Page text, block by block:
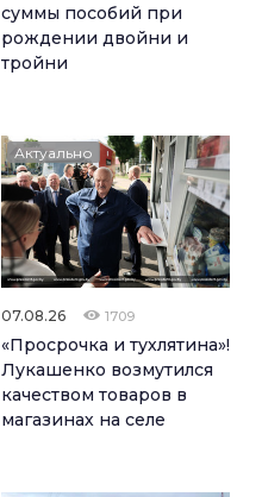
суммы пособий при
рождении двойни и
тройни
Актуально
07.08.26 1709
«Просрочка и тухлятина»!
Лукашенко возмутился
качеством товаров в
магазинах на селе